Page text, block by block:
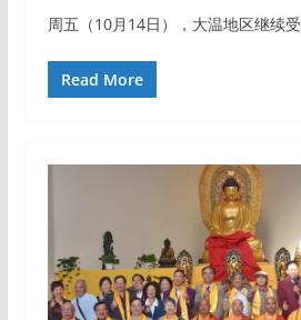
周五（10月14日），大温地区继续
Read More